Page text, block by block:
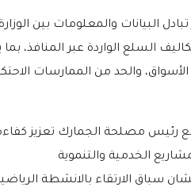
البيانات والمعلومات بين
السلع الواردة عبر المنافذ،
والحد من الممارسات
رئيس مصلحة الجمارك تعزيز
الخدمية والتنموية
سباق الارتقاء بالانشطة